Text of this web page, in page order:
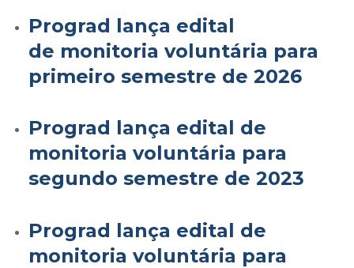
Prograd lança edital
de monitoria voluntária para
primeiro semestre de 2026
Prograd lança edital de
monitoria voluntária para
segundo semestre de 2023
Prograd lança edital de
monitoria voluntária para